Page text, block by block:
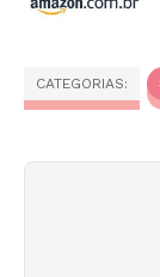
CATEGORIAS: